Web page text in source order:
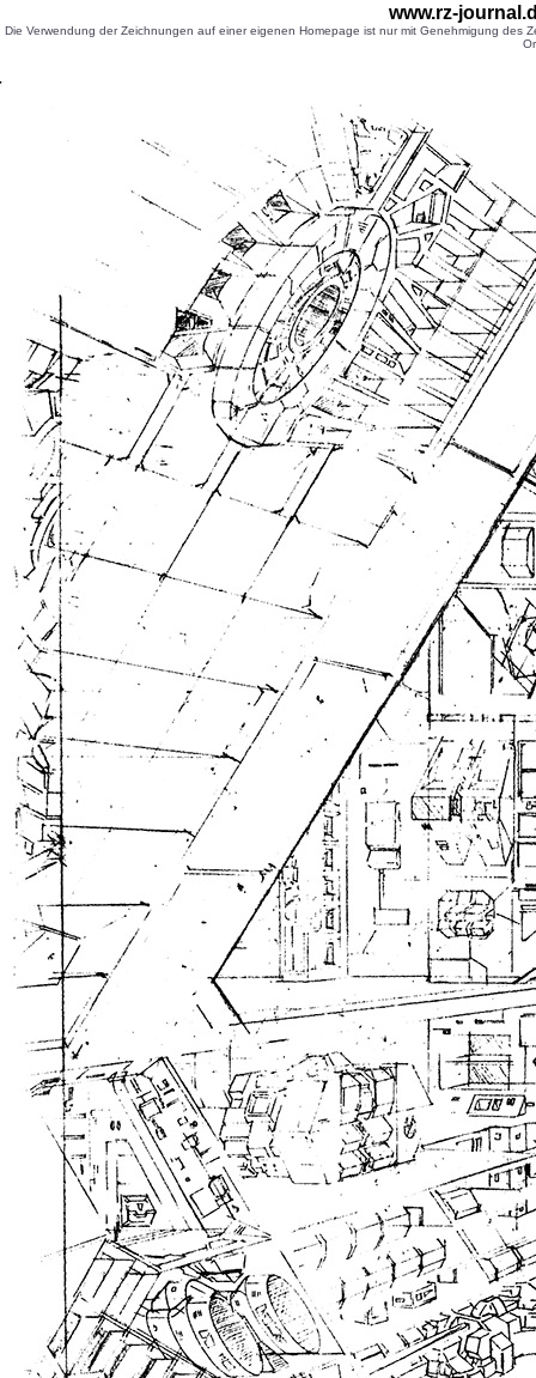
www.rz-
Die Verwendung der Zeichnungen auf einer eigenen Homepage ist nur mit Genehmigung